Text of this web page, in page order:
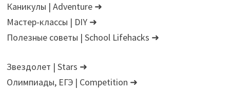
Каникулы | Adventure ➜
Мастер-классы | DIY ➜
Полезные советы | School Lifehacks ➜
Звездолет | Stars ➜
Олимпиады, ЕГЭ | Сompetition ➜